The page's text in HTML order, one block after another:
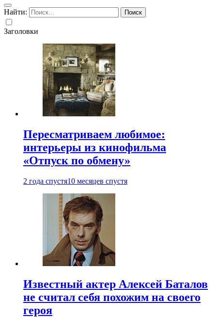
Найти:
Заголовки
Пересматриваем любимое:
интерьеры из кинофильма
«Отпуск по обмену»
2 года спустя10 месяцев спустя
Известный актер Алексей Баталов
не считал себя похожим на своего
героя